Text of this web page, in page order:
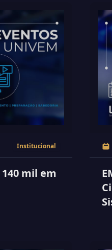
Institucional
mil em